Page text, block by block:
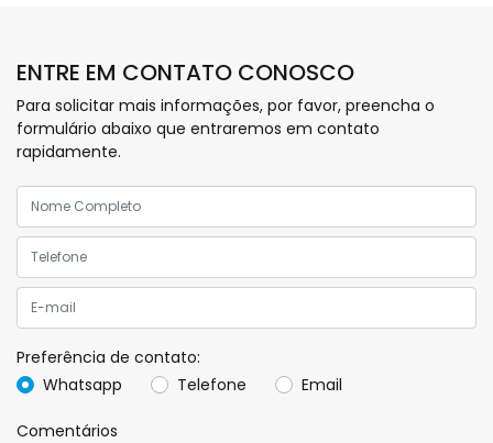
ENTRE EM CONTATO CONOSCO
Para solicitar mais informações, por favor, preencha o
formulário abaixo que entraremos em contato
rapidamente.
Preferência de contato:
Whatsapp
Telefone Email
Comentários